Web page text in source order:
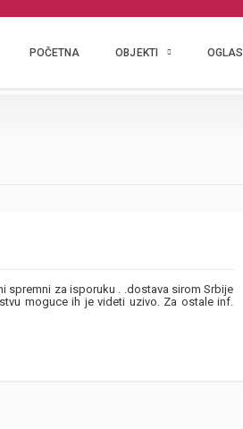
POČETNA OBJEKTI OGLASI
spremni za isporuku . .dostava sirom Srbije
moguce ih je videti uzivo. Za ostale inf.